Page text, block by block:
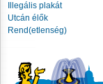
Illegális plakát
Utcán élők
Rend(etlenség)